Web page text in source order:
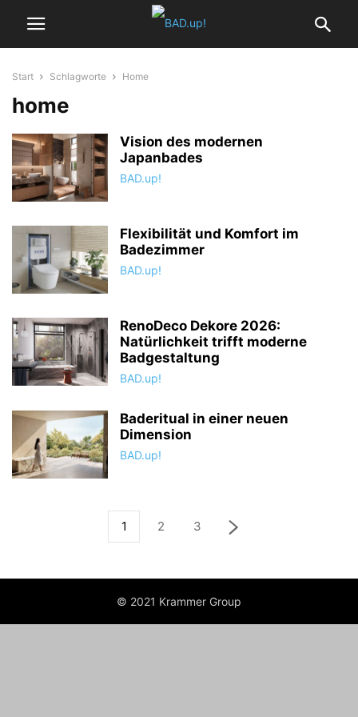
Start Schlagworte Home
home
Vision des modernen
Japanbades
BAD.up!
Flexibilität und Komfort im
Badezimmer
BAD.up!
RenoDeco Dekore 2026:
Natürlichkeit trifft moderne
Badgestaltung
BAD.up!
Baderitual in einer neuen
Dimension
BAD.up!
1 2 3
© 2021 Krammer Group